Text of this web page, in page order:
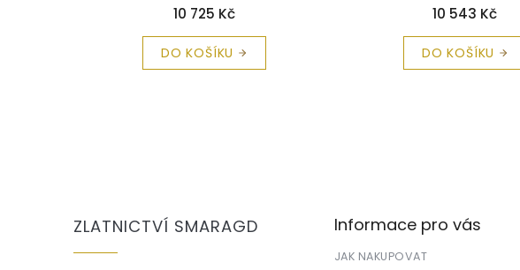
10 725 Kč
DO KOŠÍKU
10 543 Kč
DO KOŠÍKU
ZLATNICTVÍ SMARAGD Informace pro vás
JAK NAKUPOVAT